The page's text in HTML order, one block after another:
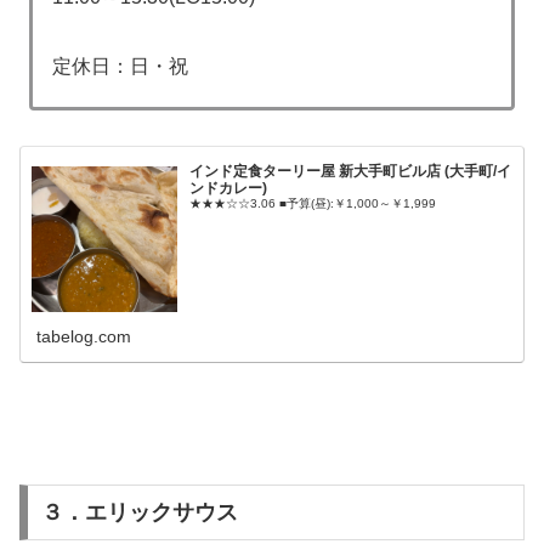
定休日：日・祝
インド定食ターリー屋 新大手町ビル店 (大手町/イ
ンドカレー)
★★★☆☆3.06 ■予算(昼):￥1,000～￥1,999
tabelog.com
３．エリックサウス